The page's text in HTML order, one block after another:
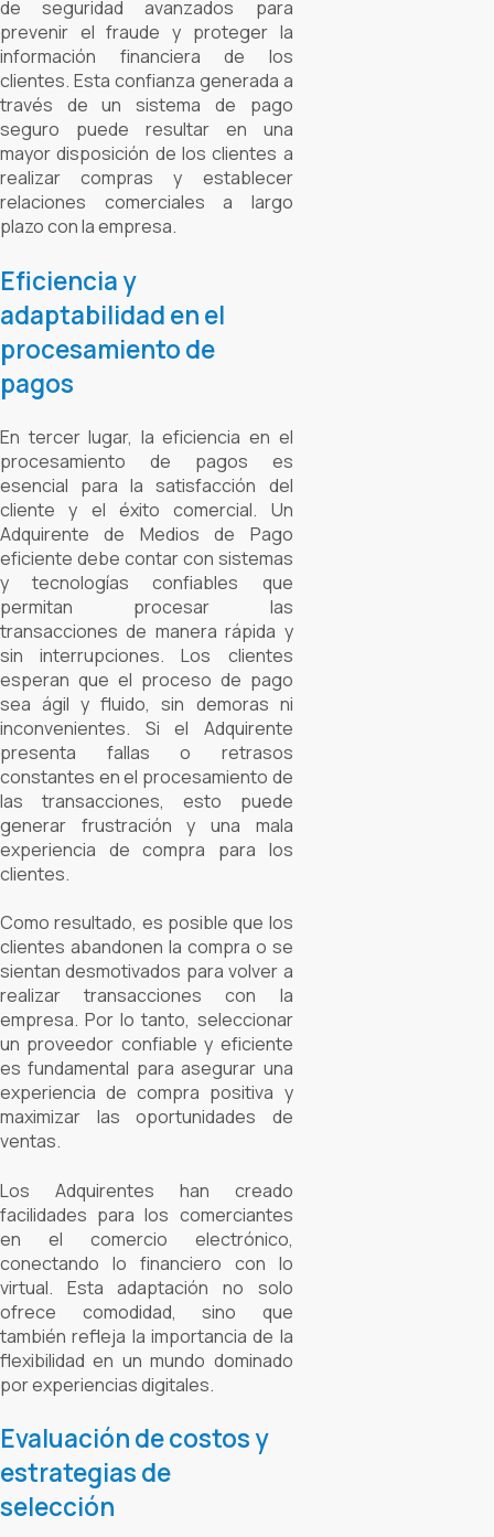
de seguridad avanzados para
prevenir el fraude y proteger la
información financiera de los
clientes. Esta confianza generada a
través de un sistema de pago
seguro puede resultar en una
mayor disposición de los clientes a
realizar compras y establecer
relaciones comerciales a largo
plazo con la empresa.
Eficiencia y
adaptabilidad en el
procesamiento de
pagos
En tercer lugar, la eficiencia en el
procesamiento de pagos es
esencial para la satisfacción del
cliente y el éxito comercial. Un
Adquirente de Medios de Pago
eficiente debe contar con sistemas
y tecnologías confiables que
permitan procesar las
transacciones de manera rápida y
sin interrupciones. Los clientes
esperan que el proceso de pago
sea ágil y fluido, sin demoras ni
inconvenientes. Si el Adquirente
presenta fallas o retrasos
constantes en el procesamiento de
las transacciones, esto puede
generar frustración y una mala
experiencia de compra para los
clientes.
Como resultado, es posible que los
clientes abandonen la compra o se
sientan desmotivados para volver a
realizar transacciones con la
empresa. Por lo tanto, seleccionar
un proveedor confiable y eficiente
es fundamental para asegurar una
experiencia de compra positiva y
maximizar las oportunidades de
ventas.
Los Adquirentes han creado
facilidades para los comerciantes
en el comercio electrónico,
conectando lo financiero con lo
virtual. Esta adaptación no solo
ofrece comodidad, sino que
también refleja la importancia de la
flexibilidad en un mundo dominado
por experiencias digitales.
Evaluación de costos y
estrategias de
selección